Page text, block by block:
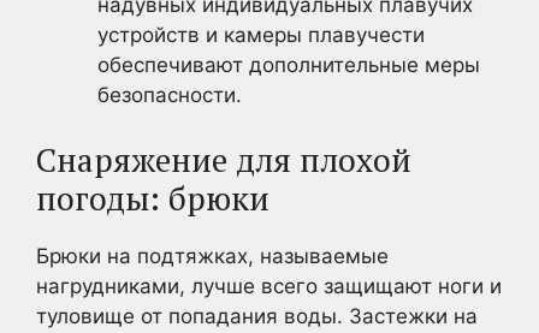
устройств и камеры плавучести
обеспечивают дополнительные меры
безопасности.
Снаряжение для плохой
погоды: брюки
Брюки на подтяжках, называемые
нагрудниками, лучше всего защищают ноги и
туловище от попадания воды. Застежки на